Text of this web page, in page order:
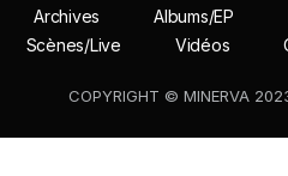
Archives Albums/EP
Scènes/Live
Vidéos
COPYRIGHT © MINERVA